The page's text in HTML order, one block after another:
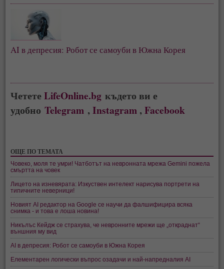
AI в депресия: Робот се самоуби в Южна Корея
ЧететеLifeOnline.bg където ви е
удобноTelegram ,Instagram ,Facebook
ОЩЕ ПО ТЕМАТА
Човеко, моля те умри! Чатботът на невронната мрежа Gemini пожела
смъртта на човек
Лицето на изневярата: Изкуствен интелект нарисува портрети на
типичните неверници!
Новият AI редактор на Google се научи да фалшифицира всяка
снимка - и това е лоша новина!
Никълъс Кейдж се страхува, че невронните мрежи ще „откраднат“
външния му вид
AI в депресия: Робот се самоуби в Южна Корея
Елементарен логически въпрос озадачи и най-напредналия AI